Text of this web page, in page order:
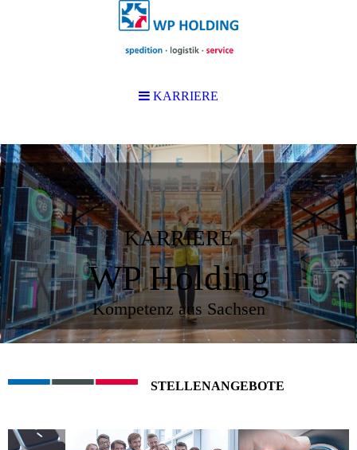
KARRIERE
WP Holding
Kompetenz aus Sachsen
STELLENANGEBOTE
KARRIERE